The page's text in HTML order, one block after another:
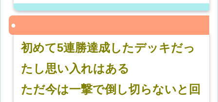
初めて5連勝達成したデッキだっ
たし思い入れはある
ただ今は一撃で倒し切らないと回